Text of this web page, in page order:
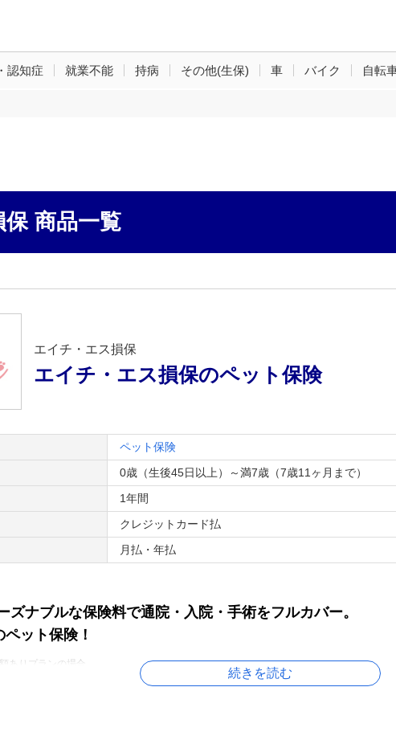
認知症 就業不能 持病 その他(生保) 車 バイク 自転
商品一覧
エイチ・エス損保
エイチ・エス損保のペット保険
ペット保険
0歳（生後45日以上）～満7歳（7歳11ヶ月まで）
1年間
クレジットカード払
月払・年払
ズナブルな保険料で通院・入院・手術をフルカバー。
ット保険！
ありプランの場合
保のペット保険」の5つの特長
続きを読む